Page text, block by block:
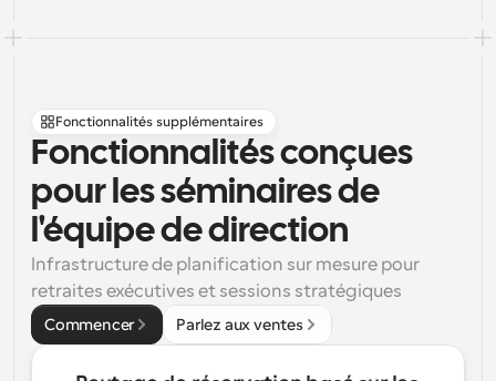
Fonctionnalités supplémentaires
Fonctionnalités conçues
pour les séminaires de
l'équipe de direction
Infrastructure de planification sur mesure pour
retraites exécutives et sessions stratégiques
Commencer Parlez aux ventes